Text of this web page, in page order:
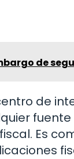
de
de
Es